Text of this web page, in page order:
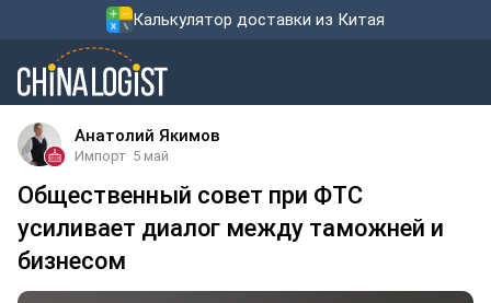
Калькулятор доставки из Китая
Анатолий Якимов
Импорт 5 май
Общественный совет при ФТС
усиливает диалог между таможней и
бизнесом